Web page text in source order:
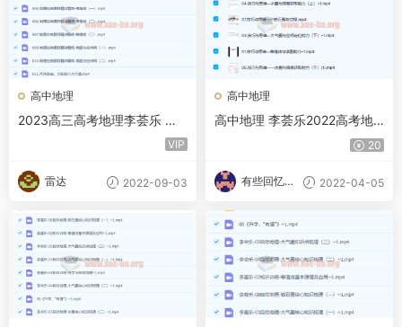
高中地理
2023高三高考地理李荟乐 知
VIP
雷达 2022-09-03
高中地理
高中地理 李荟乐2022高考地
理二轮复习寒春联报 春季班20
有些回忆忘
2022-04-05